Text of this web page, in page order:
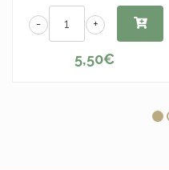
+
-
5,50€